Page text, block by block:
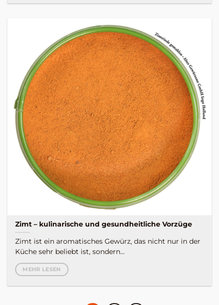
Zimt – kulinarische und gesundheitliche Vorzüge
Zimt ist ein aromatisches Gewürz, das nicht nur in der
Küche sehr beliebt ist, sondern...
MEHR LESEN